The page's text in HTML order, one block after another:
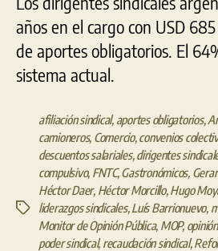
años en el cargo con USD
de aportes obligatorios. El
sistema actual.
Etiquetas
afiliación sindical, aportes obligatorios,
camioneros, Comercio, convenios
descuentos salariales, dirigentes
compulsivo, FNTC,Gastronómicos,
Héctor Daer, Héctor Morcillo, Hugo
liderazgos sindicales, Luís Barrionuevo,
Monitor de Opinión Pública, MOP,
poder sindical,recaudación sindical,